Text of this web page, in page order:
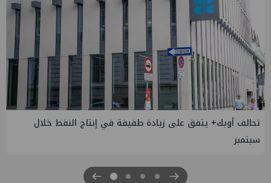
إسدال الستار على النسخة الثانية من "منتدى مصر للطاقة
والصناعة 2026" بنجاح